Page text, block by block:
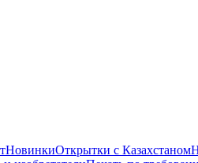
НовинкиОткрытки с Казахстаном